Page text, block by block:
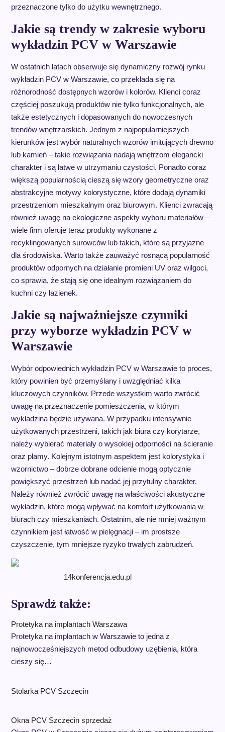
przeznaczone tylko do użytku wewnętrznego.
Jakie są trendy w zakresie wyboru
wykładzin PCV w Warszawie
W ostatnich latach obserwuje się dynamiczny rozwój rynku
wykładzin PCV w Warszawie, co przekłada się na
różnorodność dostępnych wzorów i kolorów. Klienci coraz
częściej poszukują produktów nie tylko funkcjonalnych, ale
także estetycznych i dopasowanych do nowoczesnych
trendów wnętrzarskich. Jednym z najpopularniejszych
kierunków jest wybór naturalnych wzorów imitujących drewno
lub kamień – takie rozwiązania nadają wnętrzom elegancki
charakter i są łatwe w utrzymaniu czystości. Ponadto coraz
większą popularnością cieszą się wzory geometryczne oraz
abstrakcyjne motywy kolorystyczne, które dodają dynamiki
przestrzeniom mieszkalnym oraz biurowym. Klienci zwracają
również uwagę na ekologiczne aspekty wyboru materiałów –
wiele firm oferuje teraz produkty wykonane z
recyklingowanych surowców lub takich, które są przyjazne
dla środowiska. Warto także zauważyć rosnącą popularność
produktów odpornych na działanie promieni UV oraz wilgoci,
co sprawia, że stają się one idealnym rozwiązaniem do
kuchni czy łazienek.
Jakie są najważniejsze czynniki
przy wyborze wykładzin PCV w
Warszawie
Wybór odpowiednich wykładzin PCV w Warszawie to proces,
który powinien być przemyślany i uwzględniać kilka
kluczowych czynników. Przede wszystkim warto zwrócić
uwagę na przeznaczenie pomieszczenia, w którym
wykładzina będzie używana. W przypadku intensywnie
użytkowanych przestrzeni, takich jak biura czy korytarze,
należy wybierać materiały o wysokiej odporności na ścieranie
oraz plamy. Kolejnym istotnym aspektem jest kolorystyka i
wzornictwo – dobrze dobrane odcienie mogą optycznie
powiększyć przestrzeń lub nadać jej przytulny charakter.
Należy również zwrócić uwagę na właściwości akustyczne
wykładzin, które mogą wpływać na komfort użytkowania w
biurach czy mieszkaniach. Ostatnim, ale nie mniej ważnym
czynnikiem jest łatwość w pielęgnacji – im prostsze
czyszczenie, tym mniejsze ryzyko trwałych zabrudzeń.
14konferencja.edu.pl
Sprawdź także:
Protetyka na implantach Warszawa
Protetyka na implantach w Warszawie to jedna z
najnowocześniejszych metod odbudowy uzębienia, która
cieszy się…
Stolarka PCV Szczecin
Okna PCV Szczecin sprzedaż